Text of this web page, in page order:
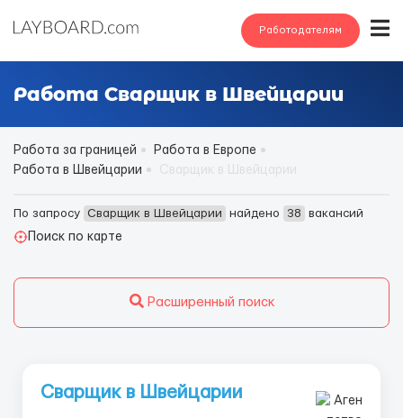
Работодателям
Работа Сварщик в Швейцарии
Работа за границей
Работа в Европе
Работа в Швейцарии
По запросу Сварщик в Швейцарии найдено 38
вакансий
Поиск по карте
Расширенный поиск
Сварщик в Швейцарии